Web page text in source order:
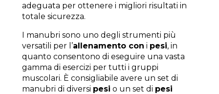
adeguata per ottenere i migliori risultati in
totale sicurezza.
I manubri sono uno degli strumenti più
versatili per l’allenamento con i pesi, in
quanto consentono di eseguire una vasta
gamma di esercizi per tutti i gruppi
muscolari. È consigliabile avere un set di
manubri di diversi pesi o un set di pesi